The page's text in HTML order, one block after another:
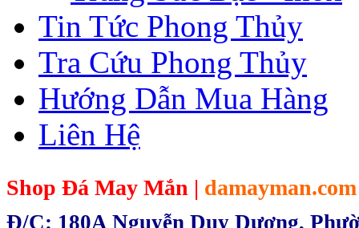
Tin Tức Phong Thủy
Tra Cứu Phong Thủy
Hướng Dẫn Mua Hàng
Liên Hệ
Shop Đá May Mắn | damayman.com
Đ/C: 180A Nguyễn Duy Dương,